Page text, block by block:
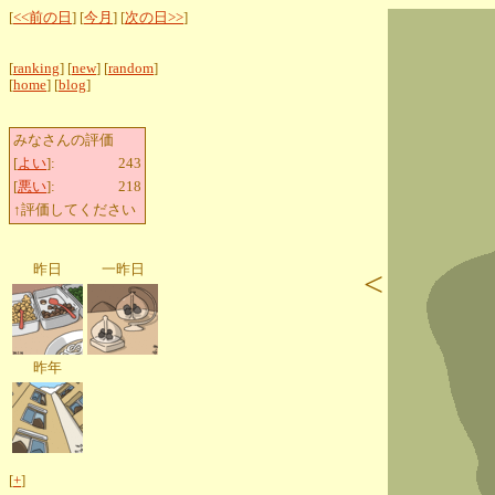
[<<前の日 ] [今月 ] [次の日>>]
[ranking] [new] [random]
[home] [blog]
みなさんの評価
[よい]:
243
[悪い]:
218
↑評価してください
昨日 一昨日
昨年
[+]
<